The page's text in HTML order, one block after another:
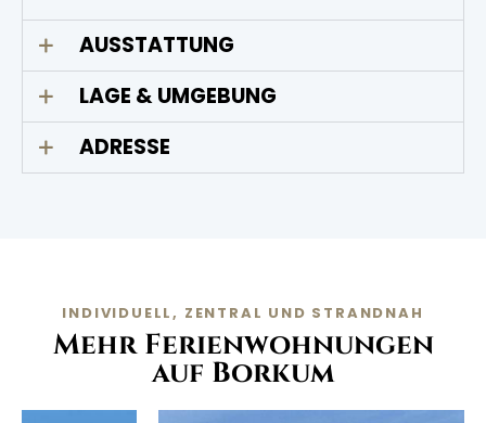
AUSSTATTUNG
LAGE & UMGEBUNG
ADRESSE
INDIVIDUELL, ZENTRAL UND STRANDNAH
Mehr Ferienwohnungen
auf Borkum